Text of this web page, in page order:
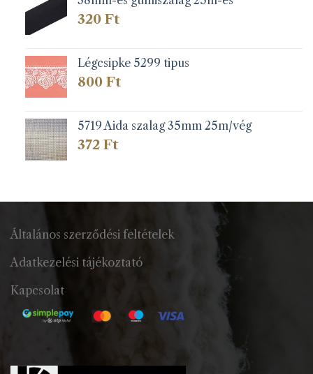
320 Ft
Légcsipke 5299 tipus
800 Ft
5719 Aida szalag 35mm 25m/vég
372 Ft
Általános szerződési feltételek
Adatkezelési tájékoztató
Kapcsolat